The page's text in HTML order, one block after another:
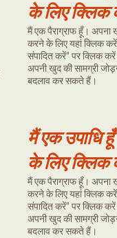
के लिए क्लिक
मैं एक पैराग्राफ हूँ।
करने के लिए यहां क्लिक
संपादित करें" पर क्लिक
अपनी खुद की सामग्री
बदलाव कर सकते हैं।
मैं एक उपाधि
के लिए क्लिक
मैं एक पैराग्राफ हूँ।
करने के लिए यहां क्लिक
संपादित करें" पर क्लिक
अपनी खुद की सामग्री
बदलाव कर सकते हैं।